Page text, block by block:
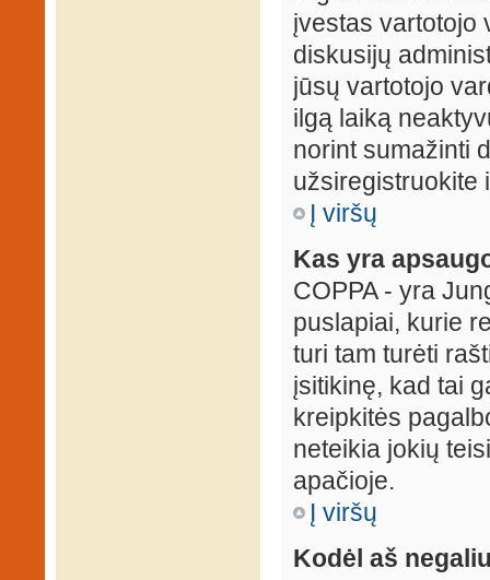
įvestas vartotojo
diskusijų
jūsų vartotojo
ilgą laiką
norint sumažinti
užsiregistruokite
Į viršų
Kas yra
COPPA - yra
puslapiai, kurie
turi tam turėti
įsitikinę, kad tai
kreipkitės
neteikia jokių
apačioje.
Į viršų
Kodėl aš